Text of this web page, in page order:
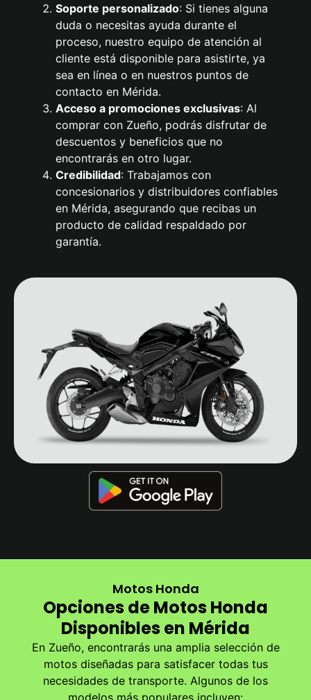
Soporte personalizado: Si tienes alguna
duda o necesitas ayuda durante el
proceso, nuestro equipo de atención al
cliente está disponible para asistirte, ya
sea en línea o en nuestros puntos de
contacto en Mérida.
Acceso a promociones exclusivas: Al
comprar con Zueño, podrás disfrutar de
descuentos y beneficios que no
encontrarás en otro lugar.
Credibilidad: Trabajamos con
concesionarios y distribuidores confiables
en Mérida, asegurando que recibas un
producto de calidad respaldado por
garantía.
Motos Honda
Opciones de Motos Honda
Disponibles en Mérida
En Zueño, encontrarás una amplia selección de
motos diseñadas para satisfacer todas tus
necesidades de transporte. Algunos de los